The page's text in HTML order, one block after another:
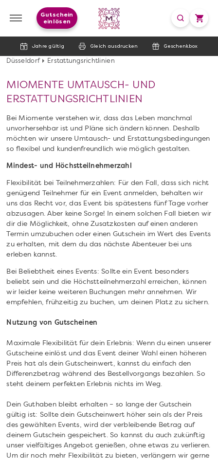
Jahre gültig Gleich ausdrucken Geschenkbox
Gutschein
einlösen
Düsseldorf Erstattungsrichtlinien
MIOMENTE UMTAUSCH- UND
ERSTATTUNGSRICHTLINIEN
Bei Miomente verstehen wir, dass das Leben manchmal
unvorhersehbar ist und Pläne sich ändern können. Deshalb
möchten wir unsere Umtausch- und Erstattungsbedingungen
so flexibel und kundenfreundlich wie möglich gestalten.
Mindest- und Höchstteilnehmerzahl
Flexibilität bei Teilnehmerzahlen: Für den Fall, dass sich nicht
genügend Teilnehmer für ein Event anmelden, behalten wir
uns das Recht vor, das Event bis spätestens fünf Tage vorher
abzusagen. Aber keine Sorge! In einem solchen Fall bieten wir
dir die Möglichkeit, ohne Zusatzkosten auf einen anderen
Termin umzubuchen oder einen Gutschein im Wert des Events
zu erhalten, mit dem du das nächste Abenteuer bei uns
erleben kannst.
Bei Beliebtheit eines Events: Sollte ein Event besonders
beliebt sein und die Höchstteilnehmerzahl erreichen, können
wir leider keine weiteren Buchungen mehr annehmen. Wir
empfehlen, frühzeitig zu buchen, um deinen Platz zu sichern.
Nutzung von Gutscheinen
Maximale Flexibilität für dein Erlebnis: Wenn du einen unserer
Gutscheine einlöst und das Event deiner Wahl einen höheren
Preis hat als dein Gutscheinwert, kannst du einfach den
Differenzbetrag während des Bestellvorgangs bezahlen. So
steht deinem perfekten Erlebnis nichts im Weg.
Dein Guthaben bleibt erhalten – so lange der Gutschein
gültig ist: Sollte dein Gutscheinwert höher sein als der Preis
des gewählten Events, wird der verbleibende Betrag auf
deinem Gutschein gespeichert. So kannst du auch zukünftig
unser vielfältiges Angebot genießen, ohne etwas zu verlieren.
Um dir noch mehr Flexibilität zu bieten, verlängern wir gerne